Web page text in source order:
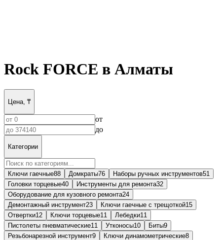
Rock FORCE в Алматы
Цена, ₸
от
до
Категории
Ключи гаечные88 Домкраты76 Наборы ручных инструментов51
Головки торцевые40 Инструменты для ремонта32
Оборудование для кузовного ремонта24
Демонтажный инструмент23 Ключи гаечные с трещоткой15
Отвертки12 Ключи торцевые11 Лебедки11
Пистолеты пневматические11 Утконосы10 Биты9
Резьбонарезной инструмент9 Ключи динамометрические8